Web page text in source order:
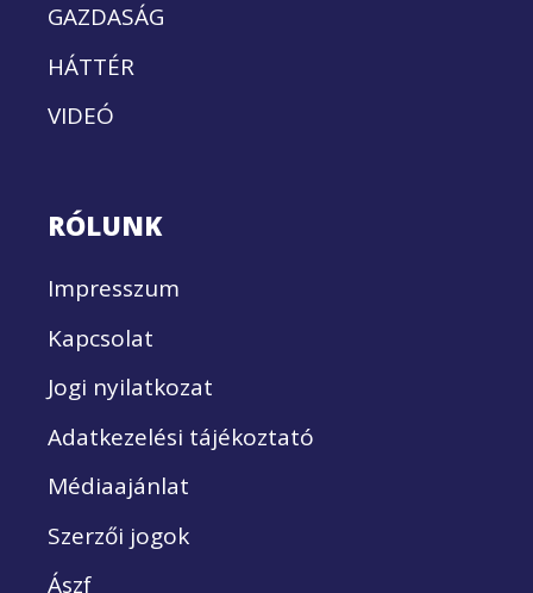
GAZDASÁG
HÁTTÉR
VIDEÓ
RÓLUNK
Impresszum
Kapcsolat
Jogi nyilatkozat
Adatkezelési tájékoztató
Médiaajánlat
Szerzői jogok
Ászf